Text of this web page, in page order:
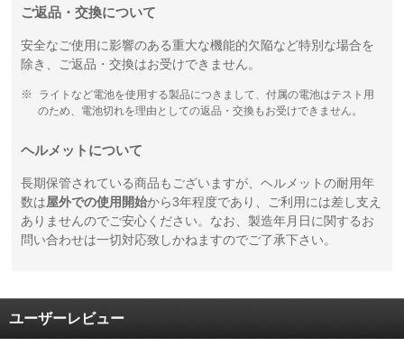
ご返品・交換について
安全なご使用に影響のある重大な機能的欠陥など特別な場合を
除き、ご返品・交換はお受けできません。
ライトなど電池を使用する製品につきまして、付属の電池はテスト用
のため、電池切れを理由としての返品・交換もお受けできません。
ヘルメットについて
長期保管されている商品もございますが、ヘルメットの耐用年
数は屋外での使用開始から3年程度であり、ご利用には差し支え
ありませんのでご安心ください。なお、製造年月日に関するお
問い合わせは一切対応致しかねますのでご了承下さい。
ユーザーレビュー